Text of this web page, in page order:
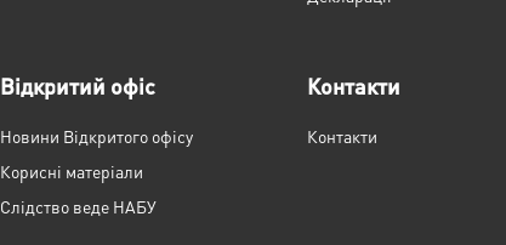
Відкритий офіс
Новини Відкритого офісу
Корисні матеріали
Слідство веде НАБУ
Контакти
Контакти